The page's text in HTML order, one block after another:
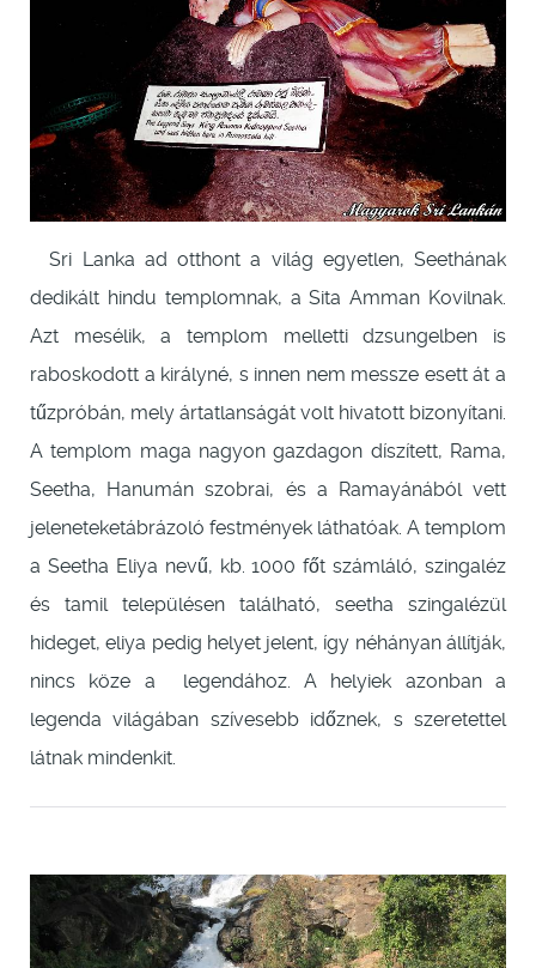
Sri Lanka ad otthont a világ egyetlen, Seethának
dedikált hindu templomnak, a Sita Amman Kovilnak.
Azt mesélik, a templom melletti dzsungelben is
raboskodott a királyné, s innen nem messze esett át a
tűzpróbán, mely ártatlanságát volt hivatott bizonyítani.
A templom maga nagyon gazdagon díszített, Rama,
Seetha, Hanumán szobrai, és a Ramayánából vett
jeleneteketábrázoló festmények láthatóak. A templom
a Seetha Eliya nevű, kb. 1000 főt számláló, szingaléz
és tamil településen található, seetha szingalézül
hideget, eliya pedig helyet jelent, így néhányan állítják,
nincs köze a legendához. A helyiek azonban a
legenda világában szívesebb időznek, s szeretettel
látnak mindenkit.